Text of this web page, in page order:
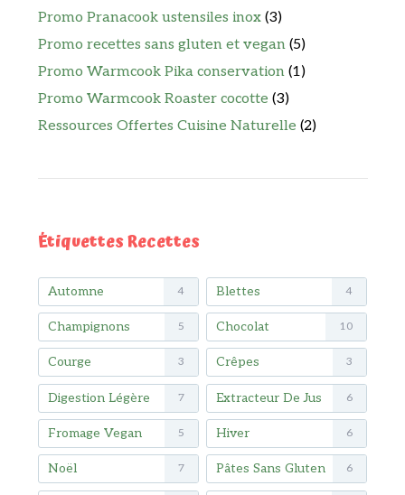
Promo Pranacook ustensiles inox (3)
Promo recettes sans gluten et vegan (5)
Promo Warmcook Pika conservation (1)
Promo Warmcook Roaster cocotte (3)
Ressources Offertes Cuisine Naturelle (2)
Étiquettes Recettes
Automne 4 Blettes 4
Champignons 5 Chocolat 10
Courge 3 Crêpes 3
Digestion Légère 7 Extracteur De Jus 6
Fromage Vegan 5 Hiver 6
Noël 7 Pâtes Sans Gluten 6